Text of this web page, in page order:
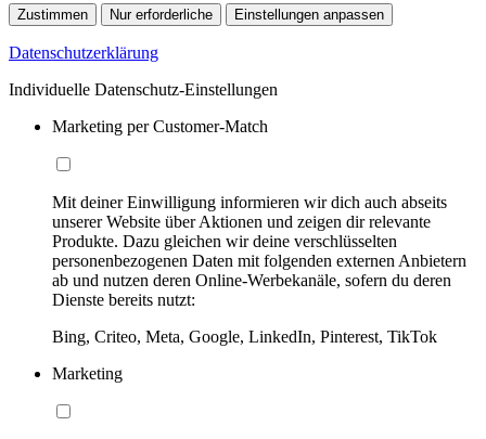
Zustimmen Nur erforderliche Einstellungen anpassen
Datenschutzerklärung
Individuelle Datenschutz-Einstellungen
Marketing per Customer-Match
Mit deiner Einwilligung informieren wir dich auch abseits
unserer Website über Aktionen und zeigen dir relevante
Produkte. Dazu gleichen wir deine verschlüsselten
personenbezogenen Daten mit folgenden externen Anbietern
ab und nutzen deren Online-Werbekanäle, sofern du deren
Dienste bereits nutzt:
Bing, Criteo, Meta, Google, LinkedIn, Pinterest, TikTok
Marketing